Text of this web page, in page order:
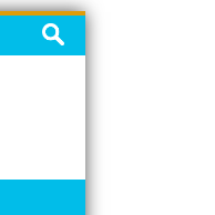
Vyhledávání